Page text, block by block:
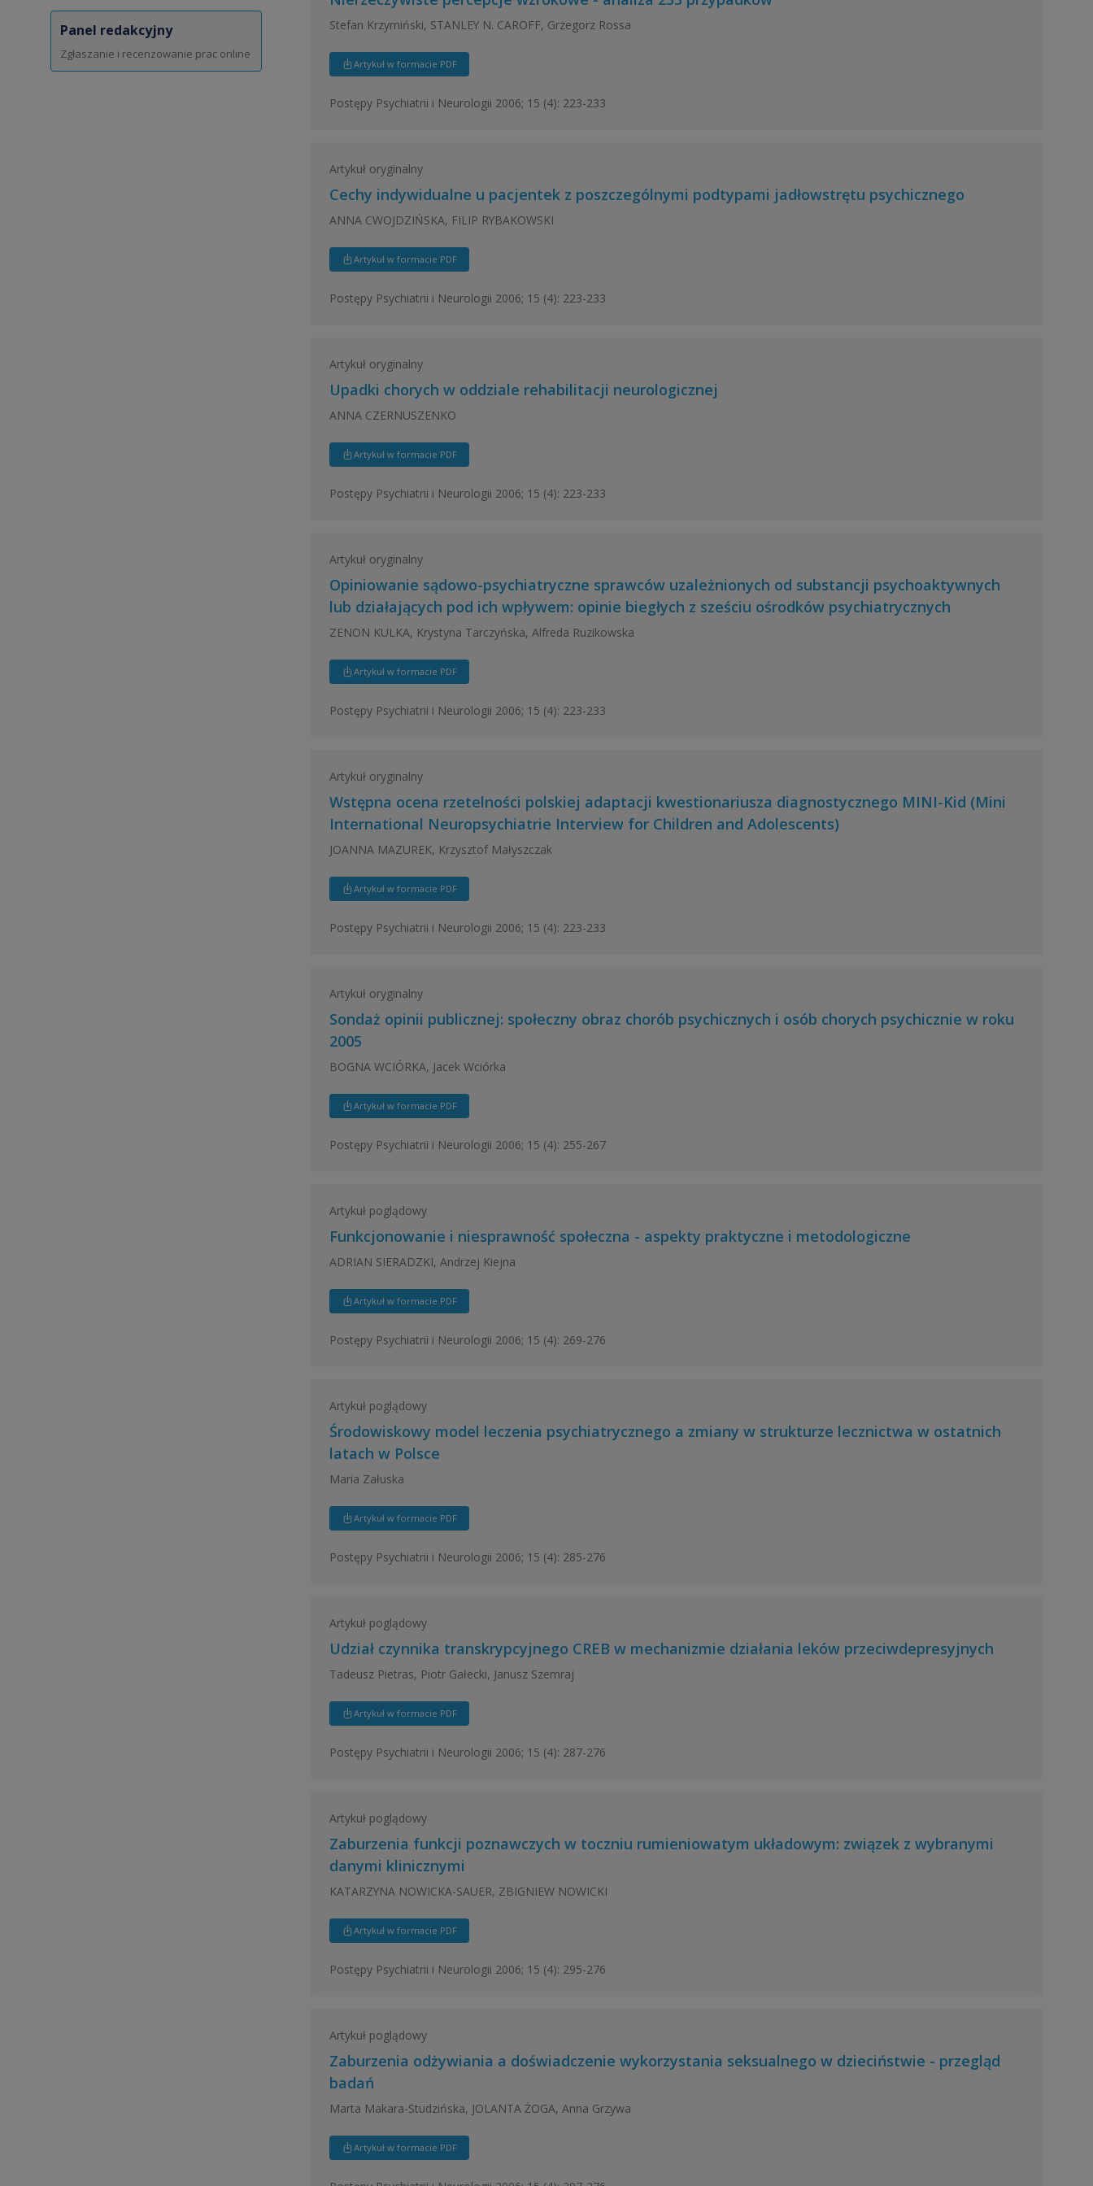
Panel redakcyjny
Zgłaszanie i recenzowanie prac online
Stefan Krzymiński, STANLEY N. CAROFF, Grzegorz Rossa
Artykuł w formacie PDF
Postępy Psychiatrii i Neurologii 2006; 15 (4): 223-233
Artykuł oryginalny
Cechy indywidualne u pacjentek z poszczególnymi podtypami jadłowstrętu psychicznego
ANNA CWOJDZIŃSKA, FILIP RYBAKOWSKI
Artykuł w formacie PDF
Postępy Psychiatrii i Neurologii 2006; 15 (4): 223-233
Artykuł oryginalny
Upadki chorych w oddziale rehabilitacji neurologicznej
ANNA CZERNUSZENKO
Artykuł w formacie PDF
Postępy Psychiatrii i Neurologii 2006; 15 (4): 223-233
Artykuł oryginalny
Opiniowanie sądowo-psychiatryczne sprawców uzależnionych od substancji psychoaktywnych
lub działających pod ich wpływem: opinie biegłych z sześciu ośrodków psychiatrycznych
ZENON KULKA, Krystyna Tarczyńska, Alfreda Ruzikowska
Artykuł w formacie PDF
Postępy Psychiatrii i Neurologii 2006; 15 (4): 223-233
Artykuł oryginalny
Wstępna ocena rzetelności polskiej adaptacji kwestionariusza diagnostycznego MINI-Kid (Mini
International Neuropsychiatrie Interview for Children and Adolescents)
JOANNA MAZUREK, Krzysztof Małyszczak
Artykuł w formacie PDF
Postępy Psychiatrii i Neurologii 2006; 15 (4): 223-233
Artykuł oryginalny
Sondaż opinii publicznej: społeczny obraz chorób psychicznych i osób chorych psychicznie w roku
2005
BOGNA WCIÓRKA, Jacek Wciórka
Artykuł w formacie PDF
Postępy Psychiatrii i Neurologii 2006; 15 (4): 255-267
Artykuł poglądowy
Funkcjonowanie i niesprawność społeczna - aspekty praktyczne i metodologiczne
ADRIAN SIERADZKI, Andrzej Kiejna
Artykuł w formacie PDF
Postępy Psychiatrii i Neurologii 2006; 15 (4): 269-276
Artykuł poglądowy
Środowiskowy model leczenia psychiatrycznego a zmiany w strukturze lecznictwa w ostatnich
latach w Polsce
Maria Załuska
Artykuł w formacie PDF
Postępy Psychiatrii i Neurologii 2006; 15 (4): 285-276
Artykuł poglądowy
Udział czynnika transkrypcyjnego CREB w mechanizmie działania leków przeciwdepresyjnych
Tadeusz Pietras, Piotr Gałecki, Janusz Szemraj
Artykuł w formacie PDF
Postępy Psychiatrii i Neurologii 2006; 15 (4): 287-276
Artykuł poglądowy
Zaburzenia funkcji poznawczych w toczniu rumieniowatym układowym: związek z wybranymi
danymi klinicznymi
KATARZYNA NOWICKA-SAUER, ZBIGNIEW NOWICKI
Artykuł w formacie PDF
Postępy Psychiatrii i Neurologii 2006; 15 (4): 295-276
Artykuł poglądowy
Zaburzenia odżywiania a doświadczenie wykorzystania seksualnego w dzieciństwie - przegląd
badań
Marta Makara-Studzińska, JOLANTA ŻOGA, Anna Grzywa
Artykuł w formacie PDF